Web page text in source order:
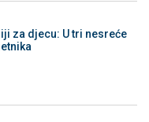
za djecu: U tri nesreće